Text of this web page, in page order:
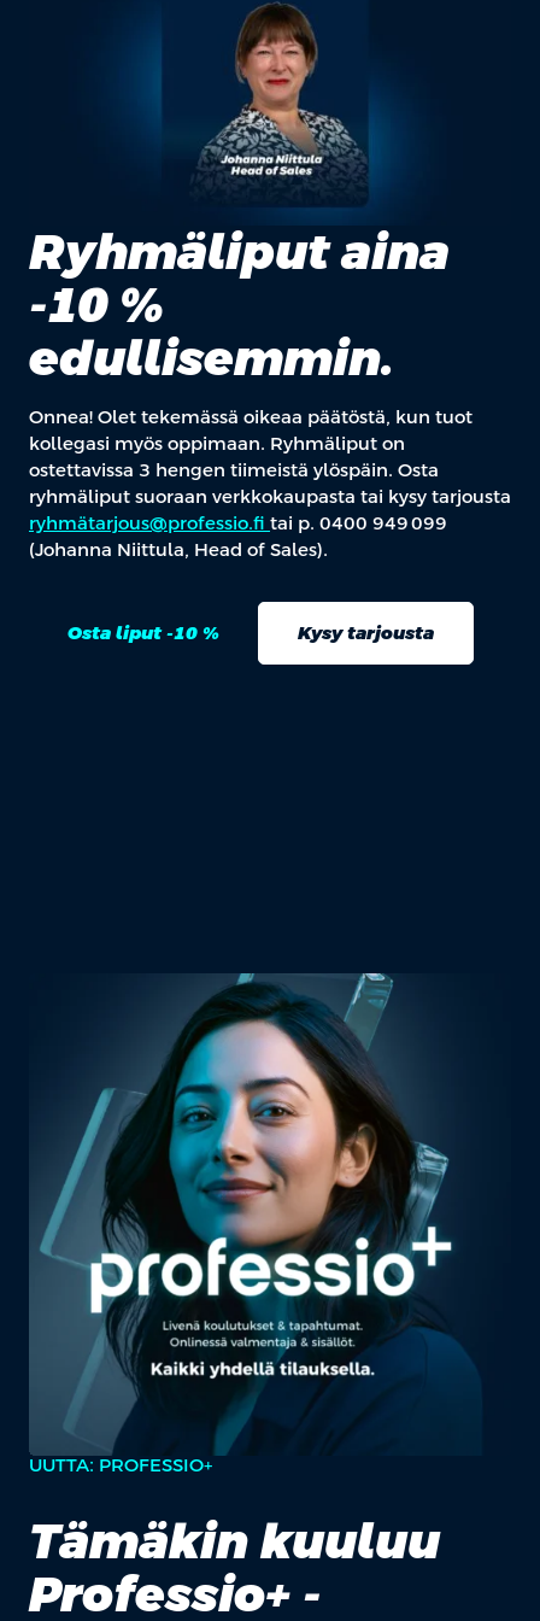
Ryhmäliput aina
-10 %
edullisemmin.
Onnea! Olet tekemässä oikeaa päätöstä, kun tuot
kollegasi myös oppimaan. Ryhmäliput on
ostettavissa 3 hengen tiimeistä ylöspäin. Osta
ryhmäliput suoraan verkkokaupasta tai kysy tarjousta
ryhmätarjous@professio.fi tai p. 0400 949 099
(Johanna Niittula, Head of Sales).
Osta liput -10 % Kysy tarjousta
UUTTA: PROFESSIO+
Tämäkin kuuluu
Professio+ -